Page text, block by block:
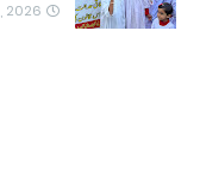
2026